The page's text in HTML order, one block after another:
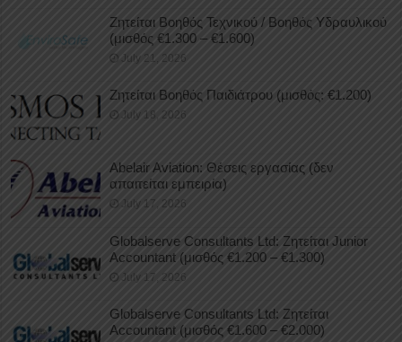
Ζητείται Βοηθός Τεχνικού / Βοηθός Υδραυλικού
(μισθός €1.300 – €1.600)
July 21, 2026
Ζητείται Βοηθός Παιδιάτρου (μισθός: €1.200)
July 18, 2026
Abelair Aviation: Θέσεις εργασίας (δεν
απαιτείται εμπειρία)
July 17, 2026
Globalserve Consultants Ltd: Ζητείται Junior
Accountant (μισθός €1.200 – €1.300)
July 17, 2026
Globalserve Consultants Ltd: Ζητείται
Accountant (μισθός €1.600 – €2.000)